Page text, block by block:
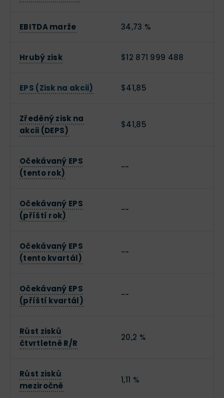
EBITDA marže 34,73 %
Hrubý zisk $12 871 999 488
EPS (Zisk na akcii) $41,85
Zředěný zisk na
akcii (DEPS)
$41,85
Očekávaný EPS
(tento rok)
--
Očekávaný EPS
(příští rok)
--
Očekávaný EPS
(tento kvartál)
--
Očekávaný EPS
(příští kvartál)
--
Růst zisků
čtvrtletně R/R
20,2 %
Růst zisků
meziročně
1,11 %